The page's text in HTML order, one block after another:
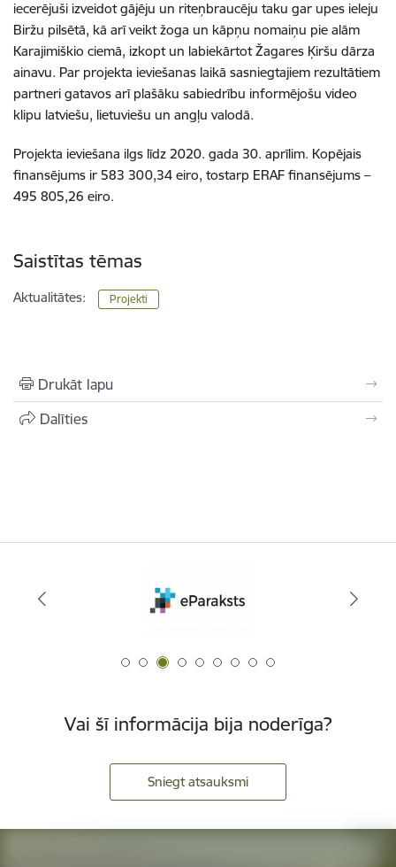
iecerējuši izveidot gājēju un riteņbraucēju taku gar upes ieleju
Biržu pilsētā, kā arī veikt žoga un kāpņu nomaiņu pie alām
Karajimiškio ciemā, izkopt un labiekārtot Žagares Ķiršu dārza
ainavu. Par projekta ieviešanas laikā sasniegtajiem rezultātiem
partneri gatavos arī plašāku sabiedrību informējošu video
klipu latviešu, lietuviešu un angļu valodā.
Projekta ieviešana ilgs līdz 2020. gada 30. aprīlim. Kopējais
finansējums ir 583 300,34 eiro, tostarp ERAF finansējums –
495 805,26 eiro.
Saistītas tēmas
Aktualitātes: Projekti
Drukāt lapu
Dalīties
Vai šī informācija bija noderīga?
Sniegt atsauksmi